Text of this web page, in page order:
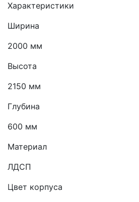
Характеристики
Ширина
2000 мм
Высота
2150 мм
Глубина
600 мм
Материал
ЛДСП
Цвет корпуса